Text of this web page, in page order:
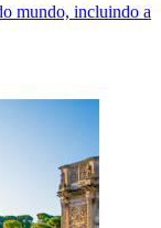
mundo, incluindo a